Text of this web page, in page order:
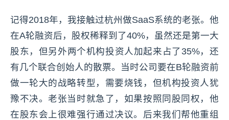
记得2018年，我接触过杭州做SaaS系统的老张。他
在A轮融资后，股权稀释到了40%，虽然还是第一大
股东，但另外两个机构投资人加起来占了35%，还
有几个联合创始人的散票。当时公司要在B轮融资前
做一轮大的战略转型，需要烧钱，但机构投资人犹
豫不决。老张当时就急了，如果按照同股同权，他
在股东会上很难强行通过决议。后来我们帮他重组